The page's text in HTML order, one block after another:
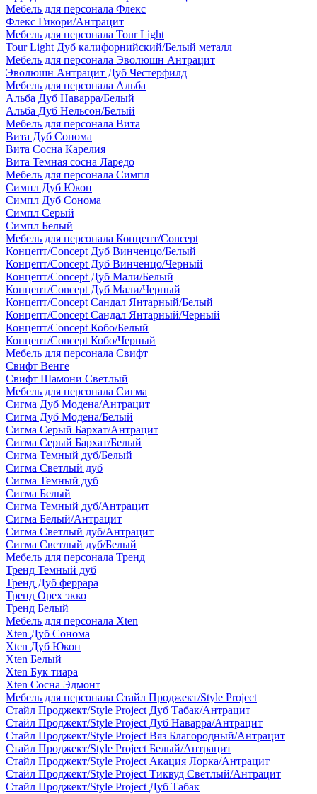
Мебель для персонала Флекс
Флекс Гикори/Антрацит
Мебель для персонала Tour Light
Tour Light Дуб калифорнийский/Белый металл
Мебель для персонала Эволюшн Антрацит
Эволюшн Антрацит Дуб Честерфилд
Мебель для персонала Альба
Альба Дуб Наварра/Белый
Альба Дуб Нельсон/Белый
Мебель для персонала Вита
Вита Дуб Сонома
Вита Сосна Карелия
Вита Темная сосна Ларедо
Мебель для персонала Симпл
Симпл Дуб Юкон
Симпл Дуб Сонома
Симпл Серый
Симпл Белый
Мебель для персонала Концепт/Concept
Концепт/Concept Дуб Винченцо/Белый
Концепт/Concept Дуб Винченцо/Черный
Концепт/Concept Дуб Мали/Белый
Концепт/Concept Дуб Мали/Черный
Концепт/Concept Сандал Янтарный/Белый
Концепт/Concept Сандал Янтарный/Черный
Концепт/Concept Кобо/Белый
Концепт/Concept Кобо/Черный
Мебель для персонала Свифт
Свифт Венге
Свифт Шамони Светлый
Мебель для персонала Сигма
Сигма Дуб Модена/Антрацит
Сигма Дуб Модена/Белый
Сигма Серый Бархат/Антрацит
Сигма Серый Бархат/Белый
Сигма Темный дуб/Белый
Сигма Светлый дуб
Сигма Темный дуб
Сигма Белый
Сигма Темный дуб/Антрацит
Сигма Белый/Антрацит
Сигма Светлый дуб/Антрацит
Сигма Светлый дуб/Белый
Мебель для персонала Тренд
Тренд Темный дуб
Тренд Дуб феррара
Тренд Орех экко
Тренд Белый
Мебель для персонала Xten
Xten Дуб Сонома
Xten Дуб Юкон
Xten Белый
Xten Бук тиара
Xten Сосна Эдмонт
Мебель для персонала Стайл Проджект/Style Project
Стайл Проджект/Style Project Дуб Табак/Антрацит
Стайл Проджект/Style Project Дуб Наварра/Антрацит
Стайл Проджект/Style Project Вяз Благородный/Антрацит
Стайл Проджект/Style Project Белый/Антрацит
Стайл Проджект/Style Project Акация Лорка/Антрацит
Стайл Проджект/Style Project Тиквуд Светлый/Антрацит
Стайл Проджект/Style Project Дуб Табак